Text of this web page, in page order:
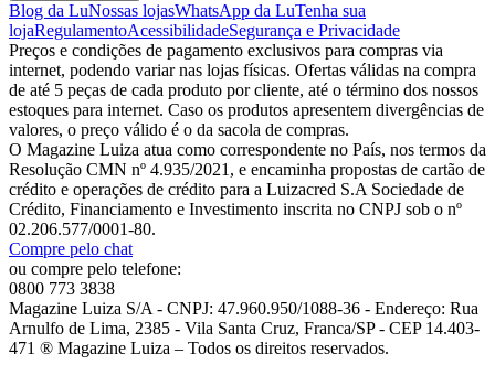
Blog da LuNossas lojasWhatsApp da LuTenha sua
lojaRegulamentoAcessibilidadeSegurança e Privacidade
Preços e condições de pagamento exclusivos para compras via
internet, podendo variar nas lojas físicas. Ofertas válidas na compra
de até 5 peças de cada produto por cliente, até o término dos nossos
estoques para internet. Caso os produtos apresentem divergências de
valores, o preço válido é o da sacola de compras.
O Magazine Luiza atua como correspondente no País, nos termos da
Resolução CMN nº 4.935/2021, e encaminha propostas de cartão de
crédito e operações de crédito para a Luizacred S.A Sociedade de
Crédito, Financiamento e Investimento inscrita no CNPJ sob o nº
02.206.577/0001-80.
Compre pelo chat
ou compre pelo telefone:
0800 773 3838
Magazine Luiza S/A - CNPJ: 47.960.950/1088-36 - Endereço: Rua
Arnulfo de Lima, 2385 - Vila Santa Cruz, Franca/SP - CEP 14.403-
471 ® Magazine Luiza – Todos os direitos reservados.